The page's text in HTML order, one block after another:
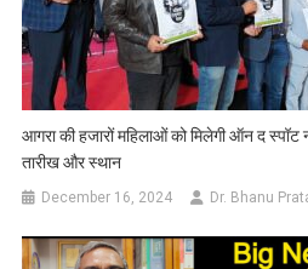
आगरा की हजारों महिलाओं को मिलेगी ऑन द स्पॉट
तारीख और स्थान
December 16, 2024 Dr. Bhanu